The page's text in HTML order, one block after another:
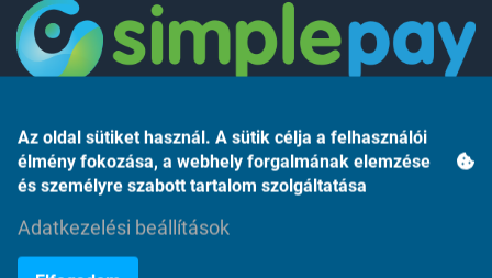
Az oldal sütiket használ. A sütik célja a felhasználói
élmény fokozása, a webhely forgalmának elemzése
és személyre szabott tartalom szolgáltatása
Adatkezelési beállítások